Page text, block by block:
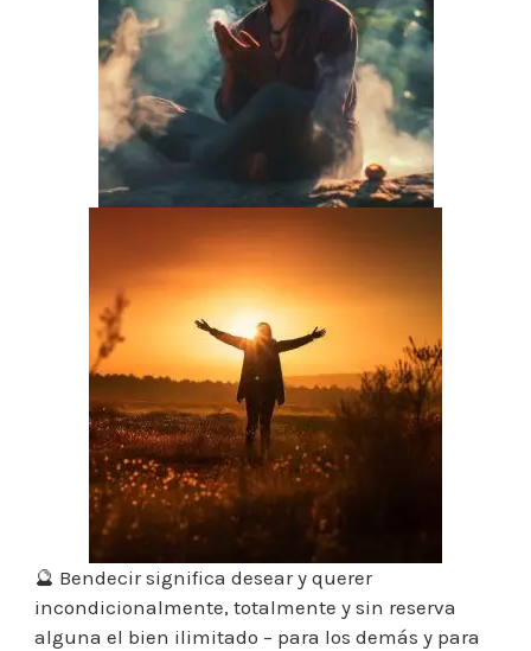
🔮 Bendecir significa desear y querer
incondicionalmente, totalmente y sin reserva
alguna el bien ilimitado – para los demás y para